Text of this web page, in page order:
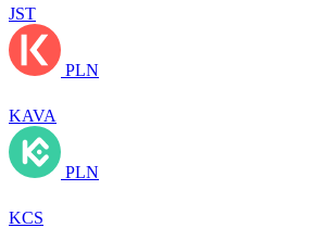
JST
PLN
KAVA
PLN
KCS